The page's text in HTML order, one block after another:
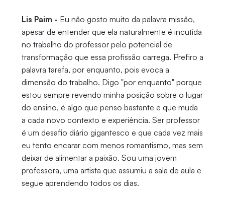
Lis Paim - Eu não gosto muito da palavra missão,
apesar de entender que ela naturalmente é incutida
no trabalho do professor pelo potencial de
transformação que essa profissão carrega. Prefiro a
palavra tarefa, por enquanto, pois evoca a
dimensão do trabalho. Digo "por enquanto" porque
estou sempre revendo minha posição sobre o lugar
do ensino, é algo que penso bastante e que muda
a cada novo contexto e experiência. Ser professor
é um desafio diário gigantesco e que cada vez mais
eu tento encarar com menos romantismo, mas sem
deixar de alimentar a paixão. Sou uma jovem
professora, uma artista que assumiu a sala de aula e
segue aprendendo todos os dias.